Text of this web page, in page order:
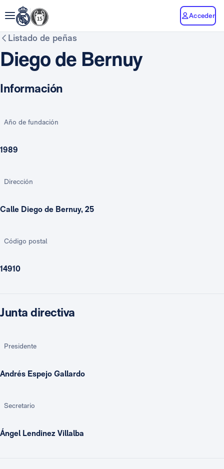
Acceder
Listado de peñas
Diego de Bernuy
Información
Año de fundación
1989
Dirección
Calle Diego de Bernuy, 25
Código postal
14910
Junta directiva
Presidente
Andrés Espejo Gallardo
Secretario
Ángel Lendinez Villalba